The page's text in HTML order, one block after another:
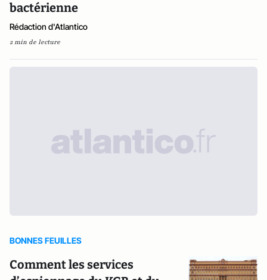
bactérienne
Rédaction d'Atlantico
2 min de lecture
BONNES FEUILLES
Comment les services